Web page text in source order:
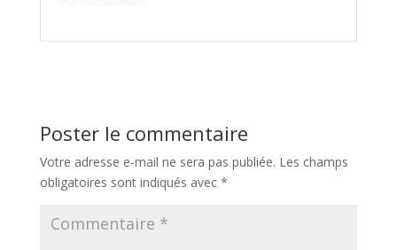
Poster le commentaire
Votre adresse e-mail ne sera pas publiée. Les champs
obligatoires sont indiqués avec *